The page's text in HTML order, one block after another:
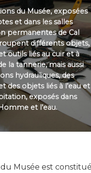
du Musée, exposées
et dans les salles
permanentes de Cal
différents objets,
outils liés au cuir et à
la tannerie, mais aussi
hydrauliques, des
des objets liés à l’eau et
exposés dans
et l’eau.
du Musée est